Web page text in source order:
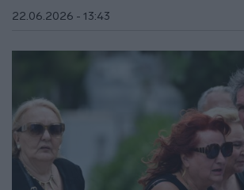
22.06.2026 - 13:43